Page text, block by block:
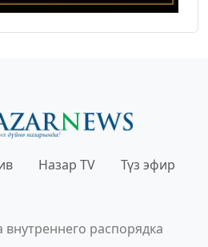
Назар TV Түз эфир
распорядка